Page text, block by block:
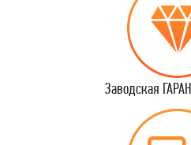
Заводская